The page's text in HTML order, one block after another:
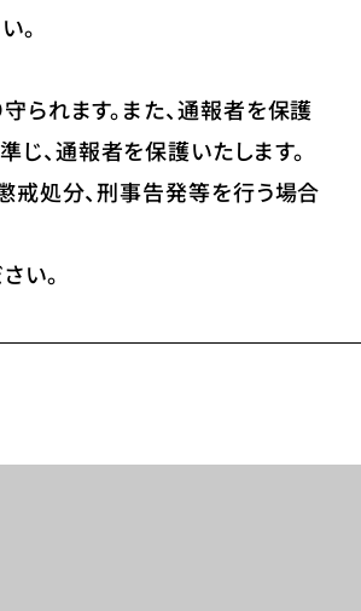
。
られます。また、通報者を保護
、通報者を保護いたします。
戒処分、刑事告発等を行う場合
い。